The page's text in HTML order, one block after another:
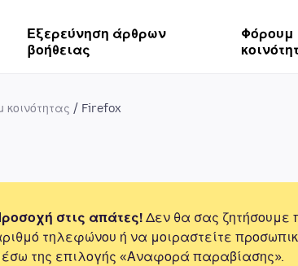
Εξερεύνηση άρθρων
βοήθειας
Φόρουμ
κοινότητας Firefox
στις απάτες! Δεν θα σας ζητήσουμε
τηλεφώνου ή να μοιραστείτε
της επιλογής «Αναφορά παραβίασης».